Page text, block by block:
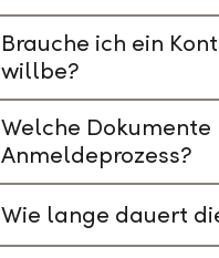
Brauche ich ein
willbe?
Welche
Anmeldeprozess?
Wie lange dauert